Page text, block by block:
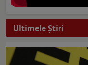
Ultimele Ştiri